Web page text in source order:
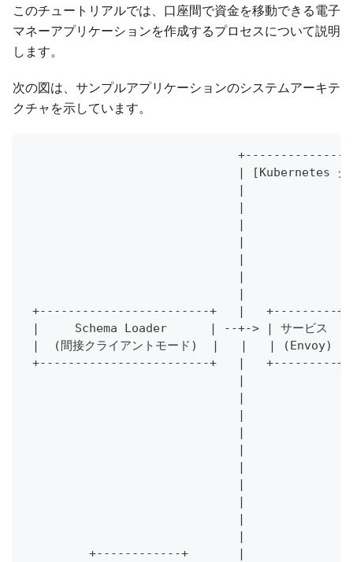
このチュートリアルでは、口座間で資金を移動できる電子
マネーアプリケーションを作成するプロセスについて説明
します。
次の図は、サンプルアプリケーションのシステムアーキテ
クチャを示しています。
| [Kubernetes
+------------------------+   |
|     Schema Loader      | --+-> | サ
|  (間接クライアントモード)  |   |
+------------------------+   |
+------------+       |